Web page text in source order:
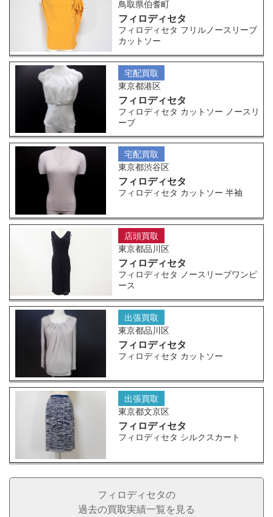
鳥取県伯耆町
フィロディセタ
フィロディセタ フリルノースリーブ
カットソー
宅配買取
東京都港区
フィロディセタ
フィロディセタ カットソー ノースリ
ーブ
宅配買取
東京都渋谷区
フィロディセタ
フィロディセタ カットソー 半袖
店頭買取
東京都品川区
フィロディセタ
フィロディセタ ノースリーブワンピ
ース
出張買取
東京都品川区
フィロディセタ
フィロディセタ カットソー
出張買取
東京都文京区
フィロディセタ
フィロディセタ シルクスカート
フィロディセタの
過去の買取実績一覧を見る